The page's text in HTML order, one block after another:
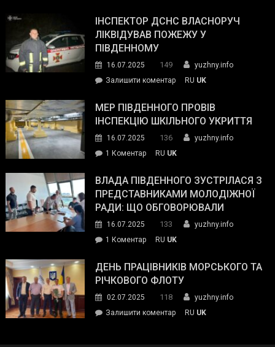
провів
нараду
силових
та
органів:
«Наш
спільний
окупанти.
Маємо
діяти
команда
ІНСПЕКТОР ДСНС ВЛАСНОРУЧ
ЛІКВІДУВАВ ПОЖЕЖУ У
ПІВДЕННОМУ
16.07.2025 149
yuzhny.info
Залишити коментарon
ДСНС
власноруч
пожежу
у
RU UK
МЕР ПІВДЕННОГО ПРОВІВ
ІНСПЕКЦІЮ ШКІЛЬНОГО УКРИТТЯ
16.07.2025 136
yuzhny.info
1 Коментардо
Південного
провів
інспекцію
укриття
RU UK
ВЛАДА ПІВДЕННОГО ЗУСТРІЛАСЯ З
ПРЕДСТАВНИКАМИ МОЛОДІЖНОЇ
РАДИ: ЩО ОБГОВОРЮВАЛИ
16.07.2025 133
yuzhny.info
1 Коментардо
Південного
зустрілася
представниками
молодіжної
RU UK
ДЕНЬ ПРАЦІВНИКІВ МОРСЬКОГО ТА
РІЧКОВОГО ФЛОТУ
02.07.2025 118
yuzhny.info
Залишити коментарon
RU UK